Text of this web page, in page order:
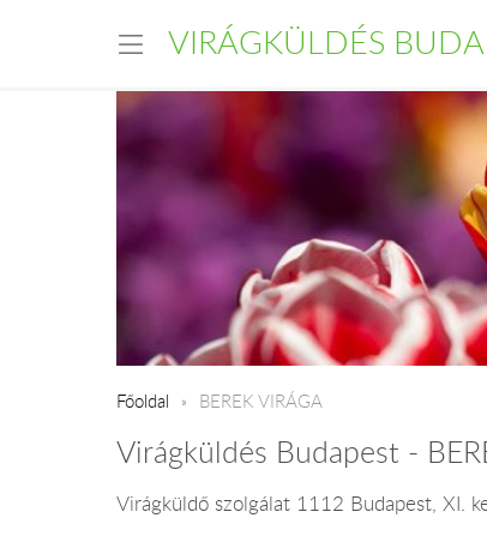
VIRÁGKÜLDÉS
Főoldal BEREK VIRÁGA
Virágküldés Budapest -
Virágküldő szolgálat 1112 Budapest, XI.